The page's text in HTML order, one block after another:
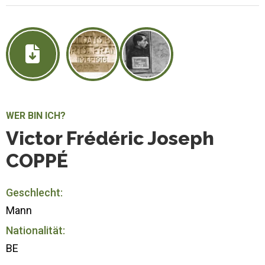
WER BIN ICH?
Victor Frédéric Joseph
COPPÉ
Geschlecht:
Mann
Nationalität:
BE